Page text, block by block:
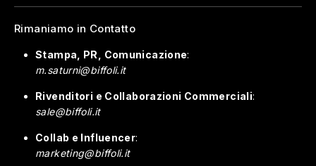
Rimaniamo in Contatto
Stampa, PR, Comunicazione:
m.saturni@biffoli.it
Rivenditori e Collaborazioni Commerciali:
sale@biffoli.it
Collab e Influencer:
marketing@biffoli.it